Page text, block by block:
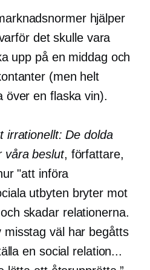
hjälper
det skulle vara
upp på en middag och
(men helt
över en flaska vin).
irrationellt: De dolda
våra beslut, författare,
"att införa
utbyten bryter mot
skadar relationerna.
misstag väl har begåtts
en social relation...